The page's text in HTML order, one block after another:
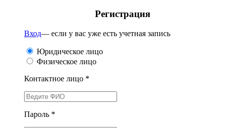
Регистрация
Вход— если у вас уже есть учетная запись
Юридическое лицо
Физическое лицо
Контактное лицо *
Пароль *